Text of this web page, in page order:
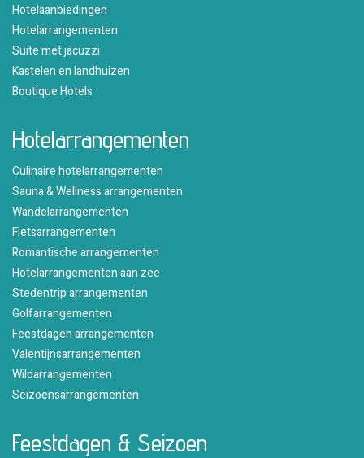
Hotelaanbiedingen
Hotelarrangementen
Suite met jacuzzi
Kastelen en landhuizen
Boutique Hotels
Hotelarrangementen
Culinaire hotelarrangementen
Sauna & Wellness arrangementen
Wandelarrangementen
Fietsarrangementen
Romantische arrangementen
Hotelarrangementen aan zee
Stedentrip arrangementen
Golfarrangementen
Feestdagen arrangementen
Valentijnsarrangementen
Wildarrangementen
Seizoensarrangementen
Feestdagen & Seizoen